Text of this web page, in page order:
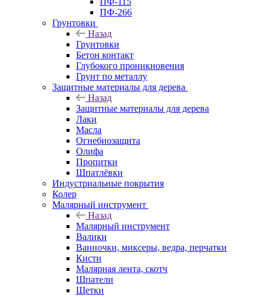
ПФ-266
Грунтовки
Назад
Грунтовки
Бетон контакт
Глубокого проникновения
Грунт по металлу
Защитные материалы для дерева
Назад
Защитные материалы для дерева
Лаки
Масла
Огнебиозащита
Олифа
Пропитки
Шпатлёвки
Индустриальные покрытия
Колер
Малярный инструмент
Назад
Малярный инструмент
Валики
Ванночки, миксеры, ведра, перчатки
Кисти
Малярная лента, скотч
Шпатели
Щетки